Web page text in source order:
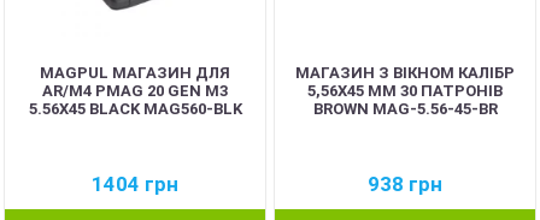
MAGPUL МАГАЗИН ДЛЯ
AR/M4 PMAG 20 GEN M3
5.56X45 BLACK MAG560-BLK
1404 грн
МАГАЗИН З ВІКНОМ КАЛІБР
5,56Х45 ММ 30 ПАТРОНІВ
BROWN MAG-5.56-45-BR
938 грн